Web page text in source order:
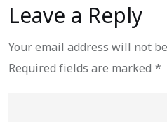
Leave a Reply
Your email address will not
Required fields are marked *